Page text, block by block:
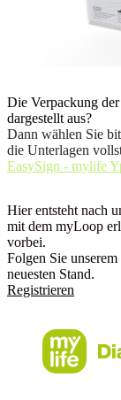
Die Verpackung
dargestellt aus?
Dann wählen Sie
die Unterlagen
EasySign - mylife
Hier entsteht nach
mit dem myLoop
vorbei.
Folgen Sie
neuesten Stand.
Registrieren